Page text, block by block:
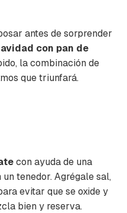
antes de sorprender
con pan de
la combinación de
que triunfará.
con ayuda de una
tenedor. Agrégale sal,
evitar que se oxide y
bien y reserva.